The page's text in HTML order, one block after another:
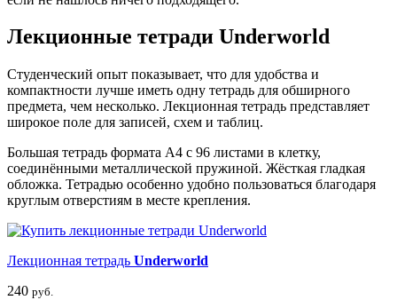
Лекционные тетради Underworld
Студенческий опыт показывает, что для удобства и
компактности лучше иметь одну тетрадь для обширного
предмета, чем несколько. Лекционная тетрадь представляет
широкое поле для записей, схем и таблиц.
Большая тетрадь формата А4 с 96 листами в клетку,
соединёнными металлической пружиной. Жёсткая гладкая
обложка. Тетрадью особенно удобно пользоваться благодаря
круглым отверстиям в месте крепления.
Лекционная тетрадь Underworld
240 руб.